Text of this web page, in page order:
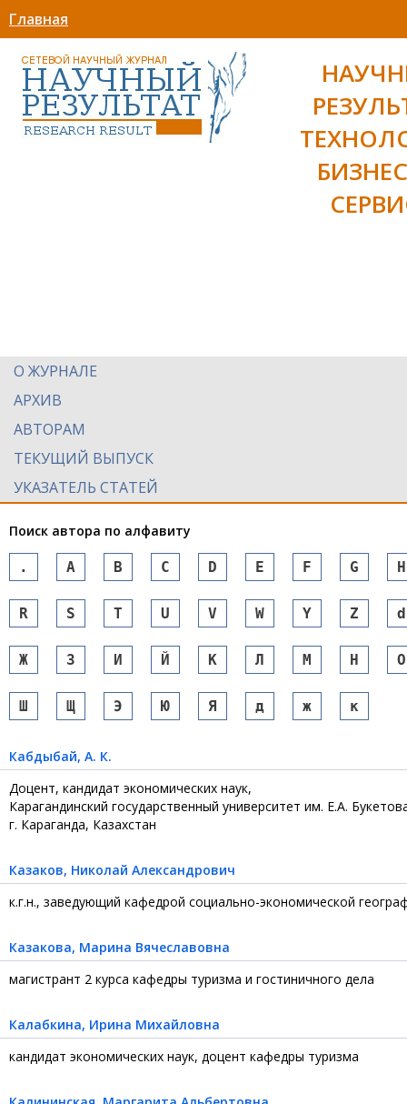
Главная
О ЖУРНАЛЕ
АРХИВ
АВТОРАМ
ТЕКУЩИЙ ВЫПУСК
УКАЗАТЕЛЬ СТАТЕЙ
Поиск автора по алфавиту
. A B C D E F G H
R S T U V W Y Z d
Ж З И Й К Л М Н О
Ш Щ Э Ю Я д ж к
Кабдыбай, А. К.
Доцент, кандидат экономических наук,
Карагандинский государственный университет им. Е.А.
г. Караганда, Казахстан
Казаков, Николай Александрович
к.г.н., заведующий кафедрой социально-экономической
Казакова, Марина Вячеславовна
магистрант 2 курса кафедры туризма и гостиничного дела
Калабкина, Ирина Михайловна
кандидат экономических наук, доцент кафедры туризма